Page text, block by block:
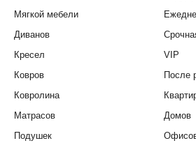
Мягкой мебели
Диванов
Кресел
Ковров
Ковролина
Матрасов
Подушек
VIP
После
Домов